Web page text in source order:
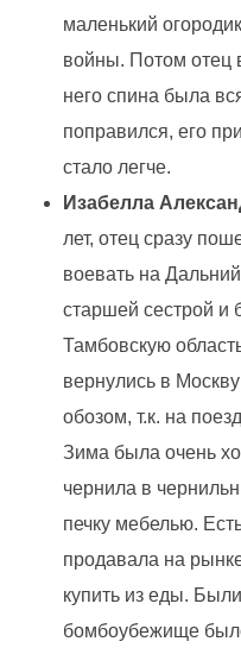
маленький
войны. Потом отец
него спина была
поправился, его
стало легче.
Изабелла
лет, отец сразу
воевать на
старшей сестрой и
Тамбовскую
вернулись в
обозом, т.к. на
Зима была очень
чернила в
печку мебелью.
продавала на
купить из еды.
бомбоубежище